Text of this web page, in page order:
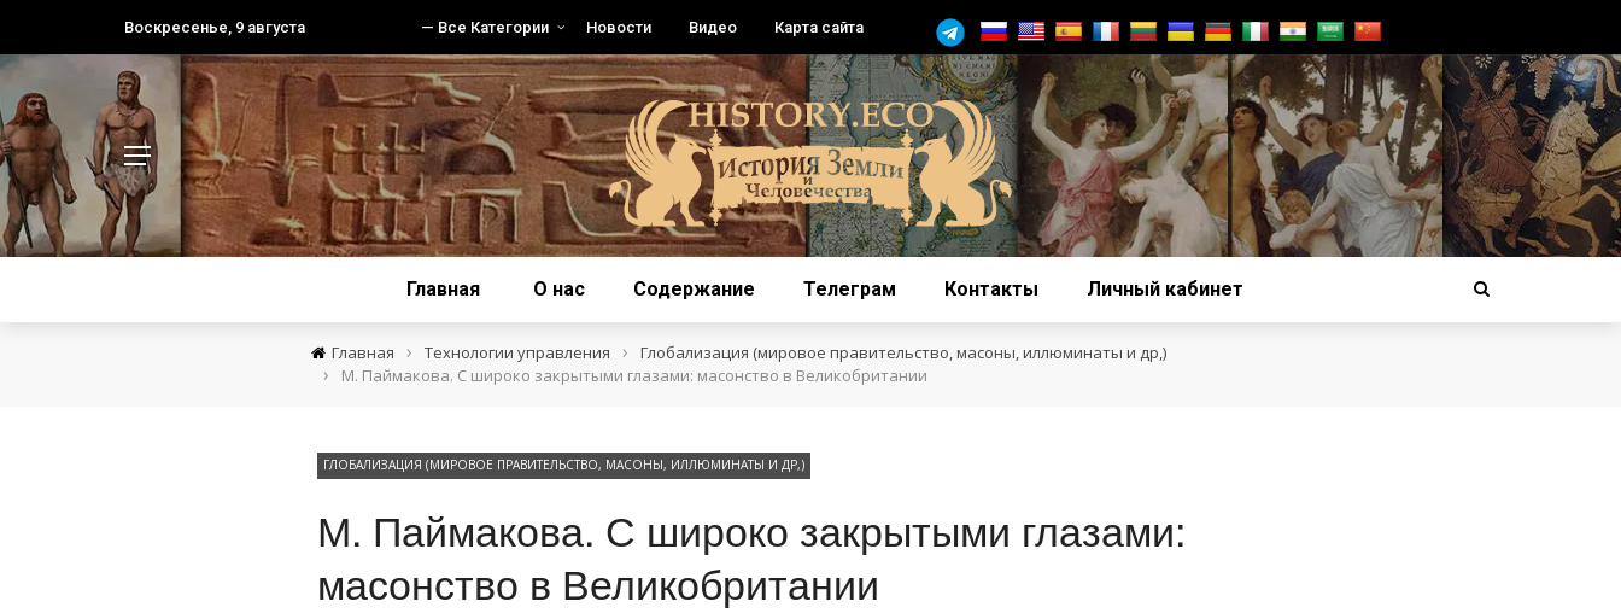
Воскресенье, 9 августа — Все Категории Новости Видео Карта сайта
Главная О нас Содержание Телеграм Контакты Личный кабинет
Главная › Технологии управления › Глобализация (мировое правительство, масоны, иллюминаты и др,)
› М. Паймакова. С широко закрытыми глазами: масонство в Великобритании
ГЛОБАЛИЗАЦИЯ (МИРОВОЕ ПРАВИТЕЛЬСТВО, МАСОНЫ, ИЛЛЮМИНАТЫ И ДР,)
М. Паймакова. С широко закрытыми глазами:
масонство в Великобритании